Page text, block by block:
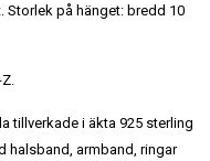
Storlek på hänget: bredd 10
tillverkade i äkta 925 sterling
halsband, armband, ringar